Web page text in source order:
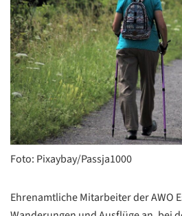
Foto: Pixaybay/Passja1000
Ehrenamtliche Mitarbeiter der AWO